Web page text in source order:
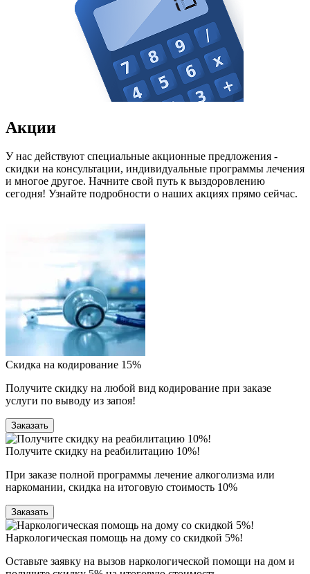
Акции
У нас действуют специальные акционные предложения -
скидки на консультации, индивидуальные программы лечения
и многое другое. Начните свой путь к выздоровлению
сегодня! Узнайте подробности о наших акциях прямо сейчас.
Скидка на кодирование 15%
Получите скидку на любой вид кодирование при заказе
услуги по выводу из запоя!
Заказать
Получите скидку на реабилитацию 10%!
При заказе полной программы лечение алкоголизма или
наркомании, скидка на итоговую стоимость 10%
Заказать
Наркологическая помощь на дому со скидкой 5%!
Оставьте заявку на вызов наркологической помощи на дом и